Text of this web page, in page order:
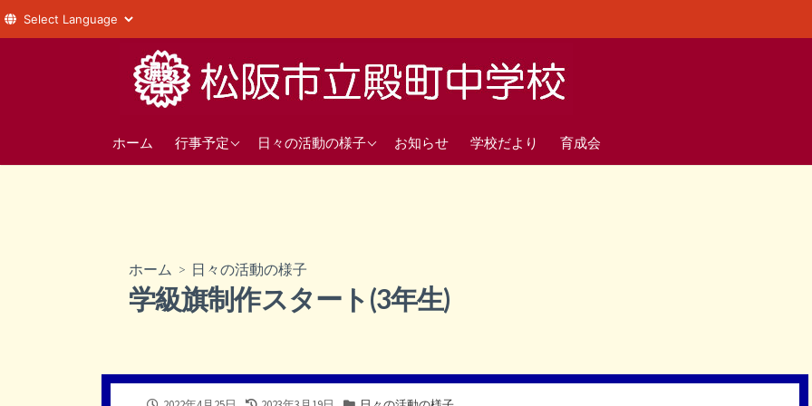
へ
ホーム 行事予定
年間の行事予定日々の活動の様子
1年
生徒会
お知らせ 学校だより 育成会
ホーム > 日々の活動の様子
学級旗制作スタート(3年生)
公
最
カ